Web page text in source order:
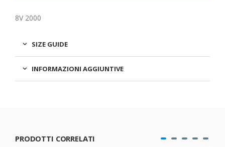
8V 2000
SIZE GUIDE
INFORMAZIONI AGGIUNTIVE
PRODOTTI CORRELATI